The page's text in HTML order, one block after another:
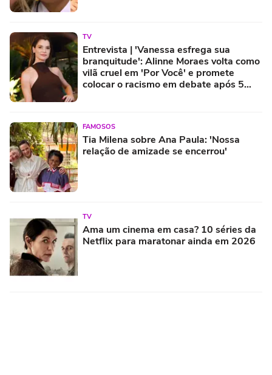
TV
Entrevista | 'Vanessa esfrega sua
branquitude': Alinne Moraes volta como
vilã cruel em 'Por Você' e promete
colocar o racismo em debate após 5
FAMOSOS
Tia Milena sobre Ana Paula: 'Nossa
relação de amizade se encerrou'
TV
Ama um cinema em casa? 10 séries da
Netflix para maratonar ainda em 2026